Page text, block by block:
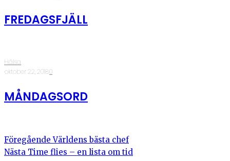
FREDAGSFJÄLL
Hälsa
·oktober 22, 2018·0
MÅNDAGSORD
Föregående Världens bästa chef
Nästa Time flies – en lista om tid